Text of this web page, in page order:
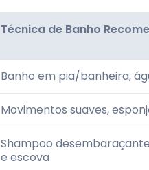
Técnica de Banho
Banho em pia/banheira,
Movimentos suaves,
Shampoo
e escova